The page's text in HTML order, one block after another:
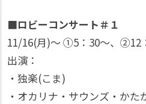
■ロビーコンサート＃１
11/16(月)〜 ①5：30〜、②12
出演：
・独楽(こま)
・オカリナ・サウンズ・かた